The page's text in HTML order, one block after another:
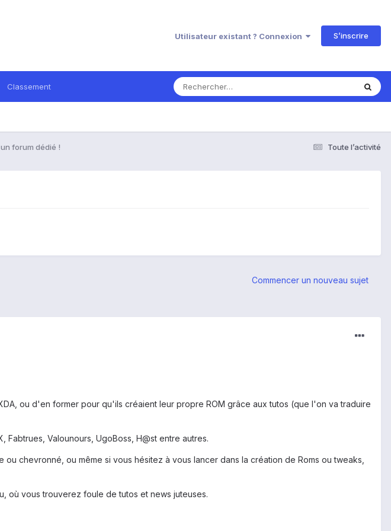
Utilisateur existant ? Connexion S’inscrire
Classement
Toute l’activité
forum dédié !
Commencer un nouveau sujet
ou d'en former pour qu'ils créaient leur propre ROM grâce aux tutos (que l'on va traduire
Valounours, UgoBoss, H@st entre autres.
chevronné, ou même si vous hésitez à vous lancer dans la création de Roms ou tweaks,
où vous trouverez foule de tutos et news juteuses.